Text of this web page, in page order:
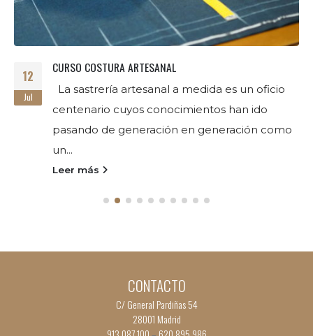
20
Sep
UNIFORME DEL EJÉRCITO ALEMÁN
¿CONOCES ESTE UNIFORME? Las personas
que conocen nuestro trabajo sabrán que uno
de nuestros puntos fuertes son los uniformes.
Si alguien...
Leer más
CONTACTO
C/ General Pardiñas 54
28001 Madrid